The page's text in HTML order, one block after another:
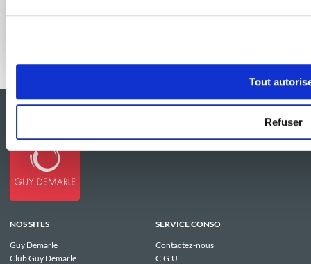
Tout
Refuser
NOS SITES
Guy Demarle
Club Guy Demarle
SERVICE CONSO
Contactez-nous
C.G.U